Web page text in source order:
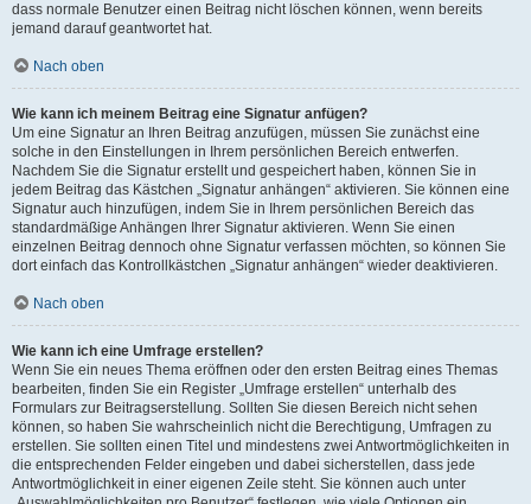
dass normale Benutzer einen Beitrag nicht löschen können, wenn bereits
jemand darauf geantwortet hat.
Nach oben
Wie kann ich meinem Beitrag eine Signatur anfügen?
Um eine Signatur an Ihren Beitrag anzufügen, müssen Sie zunächst eine
solche in den Einstellungen in Ihrem persönlichen Bereich entwerfen.
Nachdem Sie die Signatur erstellt und gespeichert haben, können Sie in
jedem Beitrag das Kästchen „Signatur anhängen“ aktivieren. Sie können eine
Signatur auch hinzufügen, indem Sie in Ihrem persönlichen Bereich das
standardmäßige Anhängen Ihrer Signatur aktivieren. Wenn Sie einen
einzelnen Beitrag dennoch ohne Signatur verfassen möchten, so können Sie
dort einfach das Kontrollkästchen „Signatur anhängen“ wieder deaktivieren.
Nach oben
Wie kann ich eine Umfrage erstellen?
Wenn Sie ein neues Thema eröffnen oder den ersten Beitrag eines Themas
bearbeiten, finden Sie ein Register „Umfrage erstellen“ unterhalb des
Formulars zur Beitragserstellung. Sollten Sie diesen Bereich nicht sehen
können, so haben Sie wahrscheinlich nicht die Berechtigung, Umfragen zu
erstellen. Sie sollten einen Titel und mindestens zwei Antwortmöglichkeiten in
die entsprechenden Felder eingeben und dabei sicherstellen, dass jede
Antwortmöglichkeit in einer eigenen Zeile steht. Sie können auch unter